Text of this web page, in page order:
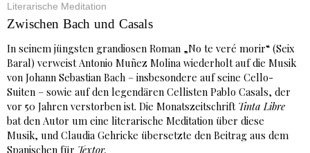
Literarische Meditation
Zwischen Bach und Casals
In seinem jüngsten grandiosen Roman „No te veré morir“ (Seix
Baral) verweist Antonio Muñez Molina wiederholt auf die Musik
von Johann Sebastian Bach – insbesondere auf seine Cello-
Suiten – sowie auf den legendären Cellisten Pablo Casals, der
vor 50 Jahren verstorben ist. Die Monatszeitschrift Tinta Libre
bat den Autor um eine literarische Meditation über diese
Musik, und Claudia Gehricke übersetzte den Beitrag aus dem
Spanischen für Textor.